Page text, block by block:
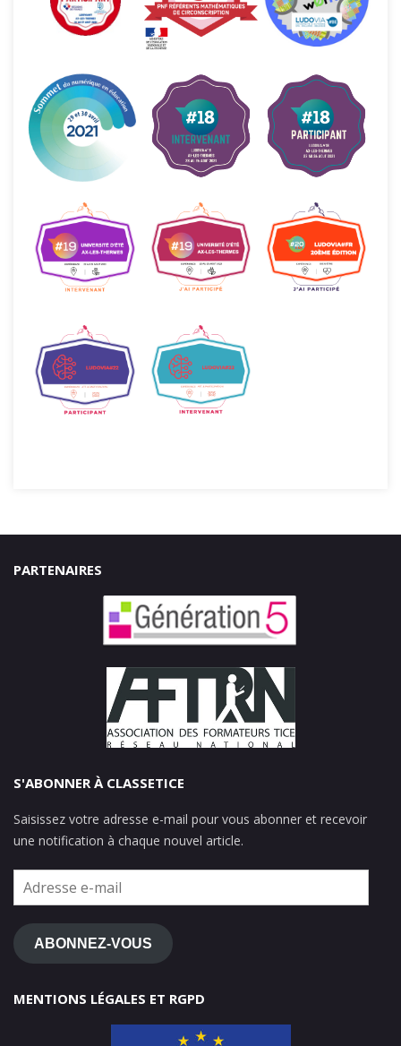
PARTENAIRES
S'ABONNER À CLASSETICE
Saisissez votre adresse e-mail pour vous abonner et recevoir
une notification à chaque nouvel article.
Adresse
e-
mail
ABONNEZ-VOUS
MENTIONS LÉGALES ET RGPD